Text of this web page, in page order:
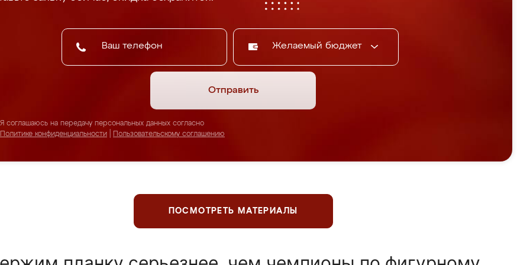
Желаемый бюджет
Отправить
Я соглашаюсь на передачу персональных данных согласно
Политике конфиденциальности
Пользовательскому соглашению
ПОСМОТРЕТЬ МАТЕРИАЛЫ